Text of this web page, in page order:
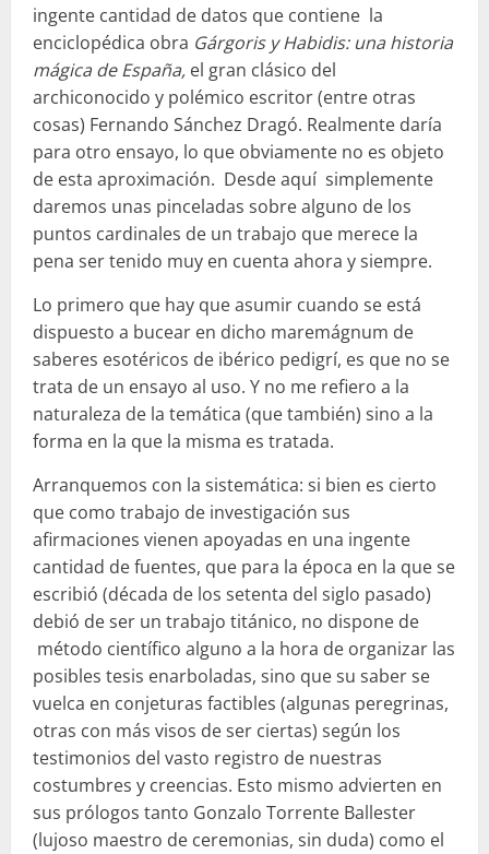
ingente cantidad de datos que contiene la
enciclopédica obra Gárgoris y Habidis: una historia
mágica de España, el gran clásico del
archiconocido y polémico escritor (entre otras
cosas) Fernando Sánchez Dragó. Realmente daría
para otro ensayo, lo que obviamente no es objeto
de esta aproximación. Desde aquí simplemente
daremos unas pinceladas sobre alguno de los
puntos cardinales de un trabajo que merece la
pena ser tenido muy en cuenta ahora y siempre.
Lo primero que hay que asumir cuando se está
dispuesto a bucear en dicho maremágnum de
saberes esotéricos de ibérico pedigrí, es que no se
trata de un ensayo al uso. Y no me refiero a la
naturaleza de la temática (que también) sino a la
forma en la que la misma es tratada.
Arranquemos con la sistemática: si bien es cierto
que como trabajo de investigación sus
afirmaciones vienen apoyadas en una ingente
cantidad de fuentes, que para la época en la que se
escribió (década de los setenta del siglo pasado)
debió de ser un trabajo titánico, no dispone de
método científico alguno a la hora de organizar las
posibles tesis enarboladas, sino que su saber se
vuelca en conjeturas factibles (algunas peregrinas,
otras con más visos de ser ciertas) según los
testimonios del vasto registro de nuestras
costumbres y creencias. Esto mismo advierten en
sus prólogos tanto Gonzalo Torrente Ballester
(lujoso maestro de ceremonias, sin duda) como el